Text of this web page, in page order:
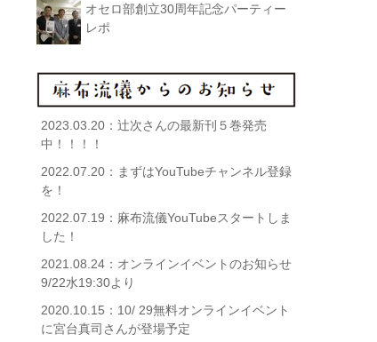
オセロ部創立30周年記念パーティー
レポ
2023.03.20： 辻次さんの最新刊５巻発売
中！！！！
2022.07.20： まずはYouTubeチャンネル登録
を！
2022.07.19： 麻布流儀YouTubeスタートしま
した！
2021.08.24： オンラインイベントのお知らせ
9/22水19:30より
2020.10.15： 10/ 29無料オンラインイベント
に宮台真司さんが登場予定